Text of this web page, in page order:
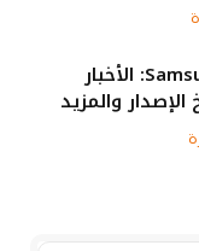
Samsung Galaxy Watch 7: الأخبار
والمزيد